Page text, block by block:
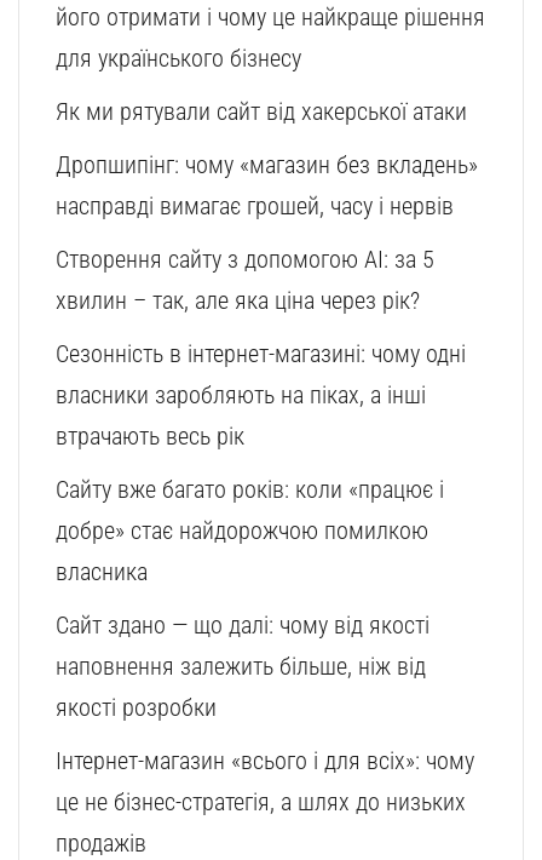
його отримати і чому це найкраще рішення
для українського бізнесу
Як ми рятували сайт від хакерської атаки
Дропшипінг: чому «магазин без вкладень»
насправді вимагає грошей, часу і нервів
Створення сайту з допомогою AI: за 5
хвилин – так, але яка ціна через рік?
Сезонність в інтернет-магазині: чому одні
власники заробляють на піках, а інші
втрачають весь рік
Сайту вже багато років: коли «працює і
добре» стає найдорожчою помилкою
власника
Сайт здано — що далі: чому від якості
наповнення залежить більше, ніж від
якості розробки
Інтернет-магазин «всього і для всіх»: чому
це не бізнес-стратегія, а шлях до низьких
продажів